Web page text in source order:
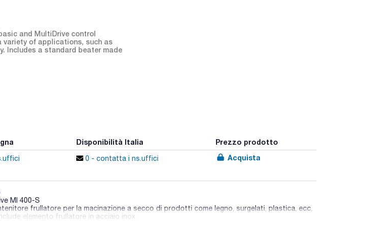
and MultiDrive control
variety of applications, such as
Includes a standard beater made
Disponibilità Italia Prezzo prodotto
0 - contatta i ns.uffici Acquista
MI 400-S
frullatore per la macinazione a secco di prodotti come legno, surgelati, plastica, ecc.
elemento frullatore in acciaio inox
(mm) : 7